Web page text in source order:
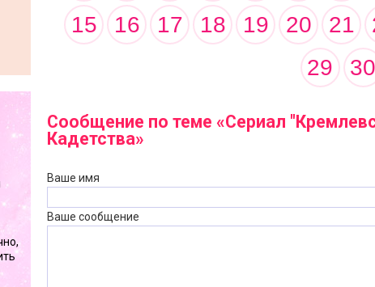
15
16 17 18 19 20 21
29
30
Сообщение по теме «Сериал
Кадетства»
Ваше имя
Ваше сообщение